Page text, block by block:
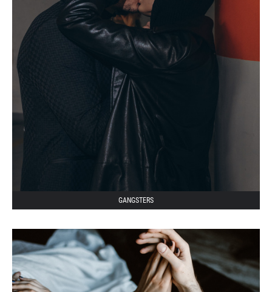
GANGSTERS